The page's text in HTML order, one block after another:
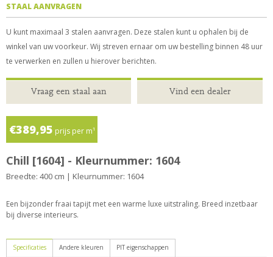
STAAL AANVRAGEN
U kunt maximaal 3 stalen aanvragen. Deze stalen kunt u ophalen bij de
winkel van uw voorkeur. Wij streven ernaar om uw bestelling binnen 48 uur
te verwerken en zullen u hierover berichten.
Vraag een staal aan Vind een dealer
€389,95 prijs per m¹
Chill [1604] - Kleurnummer: 1604
Breedte: 400 cm | Kleurnummer: 1604
Een bijzonder fraai tapijt met een warme luxe uitstraling. Breed inzetbaar
bij diverse interieurs.
Specificaties Andere kleuren PIT eigenschappen